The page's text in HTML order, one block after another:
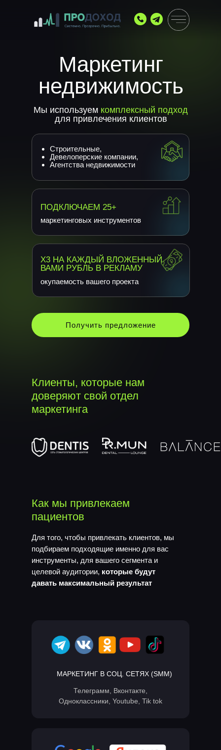
Маркетинг
недвижимость
Мы используем комплексный подход
для привлечения клиентов
Получить предложение
Строительные,
Девелоперские компании,
Агентства недвижимости
ПОДКЛЮЧАЕМ 25+
маркетинговых инструментов
Х3 НА КАЖДЫЙ ВЛОЖЕННЫЙ
ВАМИ РУБЛЬ В РЕКЛАМУ
окупаемость вашего проекта
Клиенты, которые нам
доверяют свой отдел
маркетинга
Как мы привлекаем
пациентов
Для того, чтобы привлекать клиентов, мы
подбираем подходящие именно для вас
инструменты, для вашего сегмента и
целевой аудитории, которые будут
давать максимальный результат
МАРКЕТИНГ В СОЦ. СЕТЯХ (SMM)
Телеграмм, Вконтакте,
Одноклассники, Youtube, Tik tok